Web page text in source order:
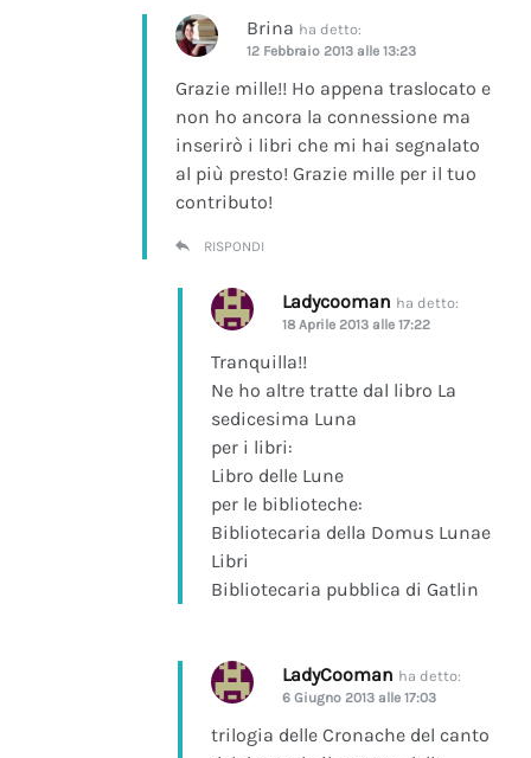
Brina ha detto:
12 Febbraio 2013 alle 13:23
Grazie mille!! Ho appena traslocato e
non ho ancora la connessione ma
inserirò i libri che mi hai segnalato
al più presto! Grazie mille per il tuo
contributo!
RISPONDI
Ladycooman ha detto:
18 Aprile 2013 alle 17:22
Tranquilla!!
Ne ho altre tratte dal libro La
sedicesima Luna
per i libri:
Libro delle Lune
per le biblioteche:
Bibliotecaria della Domus Lunae
Libri
Bibliotecaria pubblica di Gatlin
LadyCooman ha detto:
6 Giugno 2013 alle 17:03
trilogia delle Cronache del canto